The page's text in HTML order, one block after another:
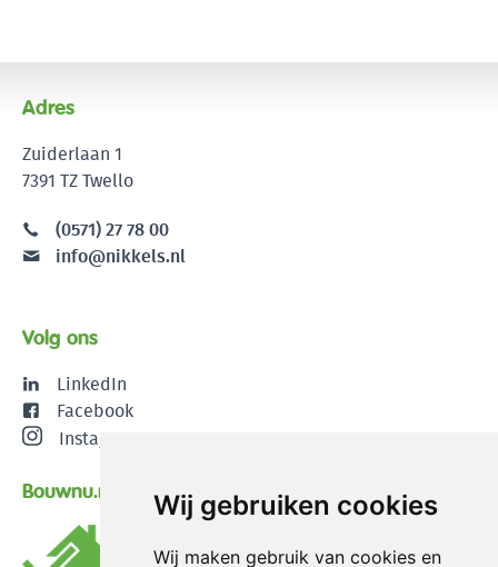
Wij gebruiken cookies
Wij maken gebruik van cookies en
Adres
Zuiderlaan 1
7391 TZ Twello
(0571) 27 78 00
info@nikkels.nl
Volg ons
LinkedIn
Facebook
Instagram
Bouwnu.nl